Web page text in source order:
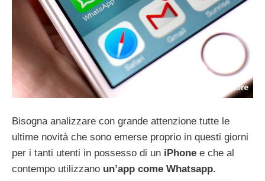
Bisogna analizzare con grande attenzione tutte le
ultime novità che sono emerse proprio in questi giorni
per i tanti utenti in possesso di un iPhone e che al
contempo utilizzano un’app come Whatsapp.